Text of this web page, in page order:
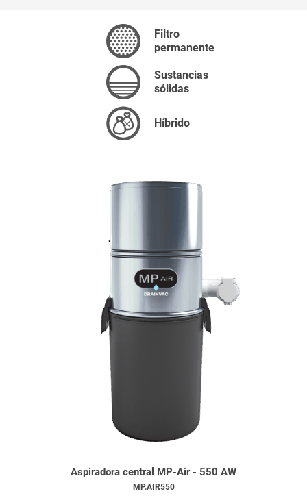
Filtro
permanente
Sustancias
sólidas
Híbrido
Aspiradora central MP-Air - 550 AW
MP.AIR550